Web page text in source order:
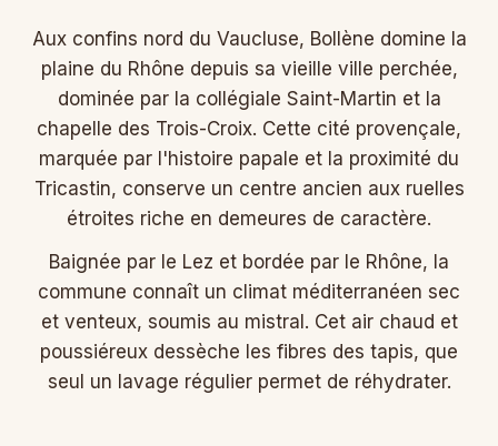
Aux confins nord du Vaucluse, Bollène domine la
plaine du Rhône depuis sa vieille ville perchée,
dominée par la collégiale Saint-Martin et la
chapelle des Trois-Croix. Cette cité provençale,
marquée par l'histoire papale et la proximité du
Tricastin, conserve un centre ancien aux ruelles
étroites riche en demeures de caractère.
Baignée par le Lez et bordée par le Rhône, la
commune connaît un climat méditerranéen sec
et venteux, soumis au mistral. Cet air chaud et
poussiéreux dessèche les fibres des tapis, que
seul un lavage régulier permet de réhydrater.